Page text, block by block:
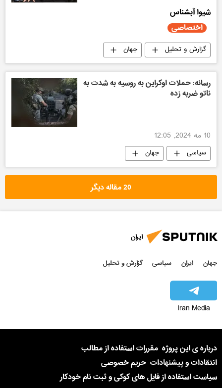
شیوا آبشناس
اختصاصی
گزارش و تحلیل
جهان
اختصاصی اسپوتنیک
رسانه: حملات اوکراین به روسیه به شدت به
ناتو ضربه زده
10 مه 2024, 12:05
سیاسی جهان
20 مقاله دیگر
ایران
جهان ایران سیاسی گزارش و تحلیل
Iran Media
درباره ی این پروژه مقررات استفاده از مطالب
انتقادات و پیشنهادات حریم خصوصی
سیاست استفاده از فایل های کوکی و ثبت نام خودکار